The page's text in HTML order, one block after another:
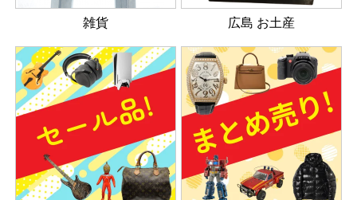
雑貨 広島 お土産